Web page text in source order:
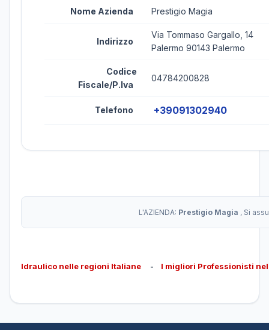
Nome Azienda Prestigio Magia
Indirizzo
Via Tommaso Gargallo, 14
Palermo 90143 Palermo
Codice
Fiscale/P.Iva
04784200828
Telefono +39091302940
L'AZIENDA: Prestigio Magia , Si
Idraulico nelle regioni Italiane - I migliori Professionisti